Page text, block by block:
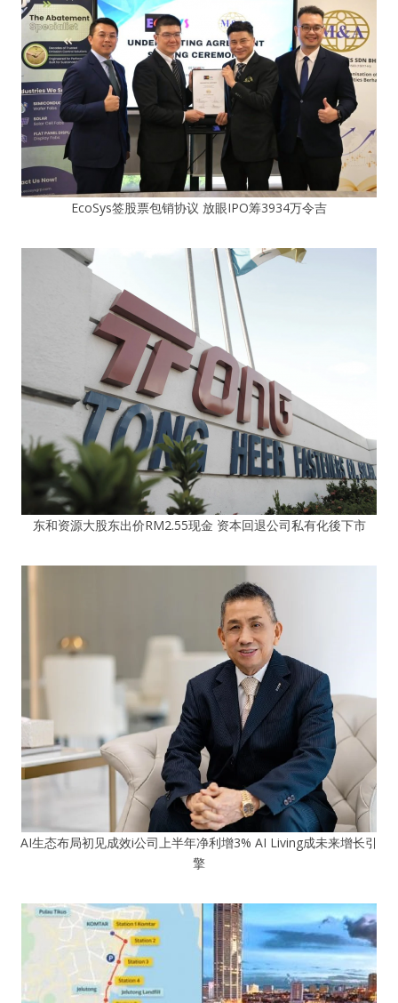
EcoSys签股票包销协议 放眼IPO筹3934万令吉
东和资源大股东出价RM2.55现金 资本回退公司私有化後下市
AI生态布局初见成效i公司上半年净利增3% AI Living成未来增长引
擎